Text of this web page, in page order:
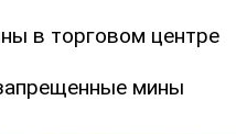
в торговом центре
мины